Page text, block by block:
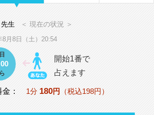
先生 ＜ 現在の状況 ＞
8月8日（土）20:54
開始1番で
占えます
金： 1分 180円 （税込198円）